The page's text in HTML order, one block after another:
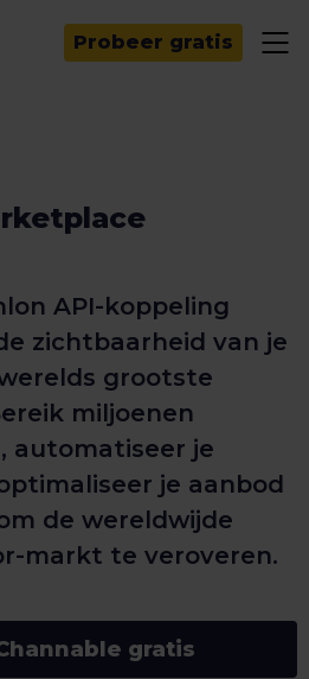
Probeer gratis
API-koppeling
zichtbaarheid van je
grootste
miljoenen
automatiseer je
je aanbod
de wereldwijde
markt te veroveren.
gratis